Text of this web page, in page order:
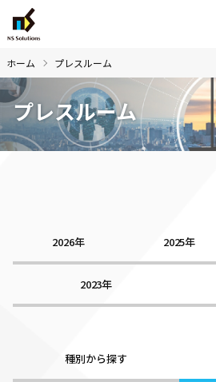
ホーム プレスルーム
プレスルーム
2026年 2025年
2023年
種別から探す